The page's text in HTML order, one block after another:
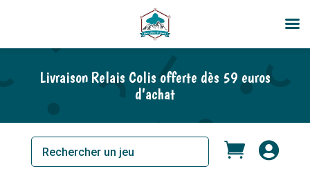
Livraison Relais Colis offerte dès 59 euros
d’achat
 